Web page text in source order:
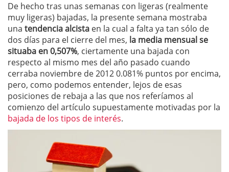
De hecho tras unas semanas con ligeras (realmente
muy ligeras) bajadas, la presente semana mostraba
una tendencia alcista en la cual a falta ya tan sólo de
dos días para el cierre del mes, la media mensual se
situaba en 0,507%, ciertamente una bajada con
respecto al mismo mes del año pasado cuando
cerraba noviembre de 2012 0.081% puntos por encima,
pero, como podemos entender, lejos de esas
posiciones de rebaja a las que nos referíamos al
comienzo del artículo supuestamente motivadas por la
bajada de los tipos de interés.